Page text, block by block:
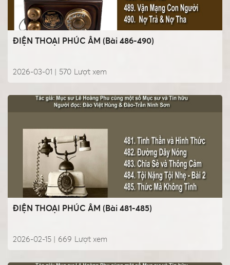
ĐIỆN THOẠI PHÚC ÂM (Bài 486-490)
2026-03-01 | Lượt xem
570
ĐIỆN THOẠI PHÚC ÂM (Bài 481-485)
2026-02-15 | Lượt xem
669